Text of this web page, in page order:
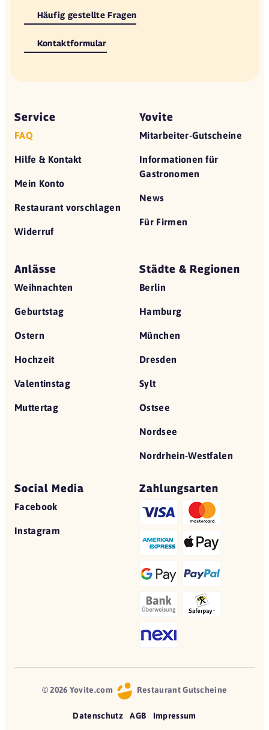
Häufig gestellte Fragen
Kontaktformular
Service
FAQ
Hilfe & Kontakt
Mein Konto
Restaurant vorschlagen
Widerruf
Yovite
Mitarbeiter-Gutscheine
Informationen für
Gastronomen
News
Für Firmen
Anlässe
Weihnachten
Geburtstag
Ostern
Hochzeit
Valentinstag
Muttertag
Städte & Regionen
Berlin
Hamburg
München
Dresden
Sylt
Ostsee
Nordsee
Nordrhein-Westfalen
Social Media
Facebook
Instagram
Zahlungsarten
© 2026 Yovite.com Restaurant Gutscheine
Datenschutz AGB Impressum